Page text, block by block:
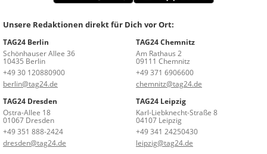
Unsere Redaktionen direkt für Dich vor Ort:
TAG24 Berlin
Schönhauser Allee 36
10435 Berlin
+49 30 120880900
berlin@tag24.de
TAG24 Chemnitz
Am Rathaus 2
09111 Chemnitz
+49 371 6906600
chemnitz@tag24.de
TAG24 Dresden
Ostra-Allee 18
01067 Dresden
+49 351 888-2424
dresden@tag24.de
TAG24 Leipzig
Karl-Liebknecht-Straße 8
04107 Leipzig
+49 341 24250430
leipzig@tag24.de